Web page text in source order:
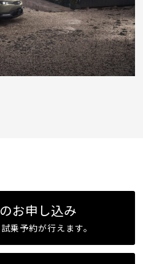
お申し込み
乗予約が行えます。